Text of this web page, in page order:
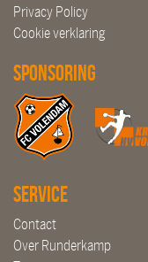
Privacy Policy
Cookie verklaring
Sponsoring
Service
Contact
Over Runderkamp